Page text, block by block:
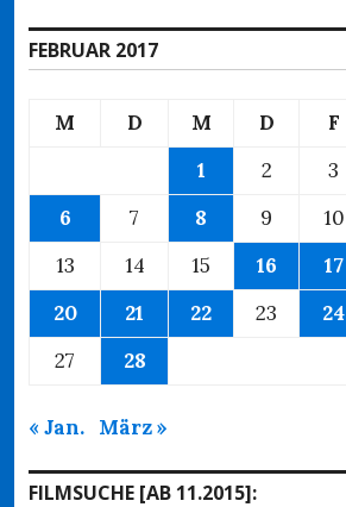
FEBRUAR 2017
M D M D F
1
2 3
6
7 8 9 10
13
14 15 16 17
20
21 22 23 24
27
28
« Jan. März »
FILMSUCHE [AB 11.2015]: